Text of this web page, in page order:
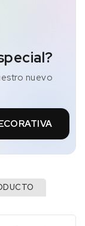
nuevo